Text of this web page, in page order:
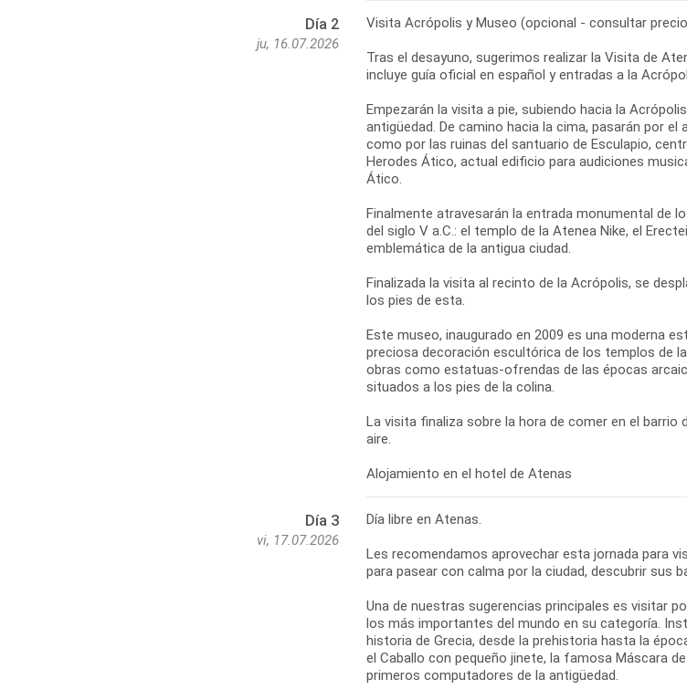
Día 2
ju, 16.07.2026
Visita Acrópolis y Museo (opcional - consultar
Tras el desayuno, sugerimos realizar la Visita de
incluye guía oficial en español y entradas a la
Empezarán la visita a pie, subiendo hacia la
antigüedad. De camino hacia la cima, pasarán por
como por las ruinas del santuario de Esculapio,
Herodes Ático, actual edificio para audiciones
Ático.
Finalmente atravesarán la entrada monumental de
del siglo V a.C.: el templo de la Atenea Nike, el
emblemática de la antigua ciudad.
Finalizada la visita al recinto de la Acrópolis, se
los pies de esta.
Este museo, inaugurado en 2009 es una moderna
preciosa decoración escultórica de los templos de
obras como estatuas-ofrendas de las épocas
situados a los pies de la colina.
La visita finaliza sobre la hora de comer en el barrio
aire.
Día 3
vi, 17.07.2026
Día libre en Atenas.
Les recomendamos aprovechar esta jornada para
para pasear con calma por la ciudad, descubrir sus
Una de nuestras sugerencias principales es visitar
los más importantes del mundo en su categoría.
historia de Grecia, desde la prehistoria hasta la
el Caballo con pequeño jinete, la famosa Máscara
primeros computadores de la antigüedad.